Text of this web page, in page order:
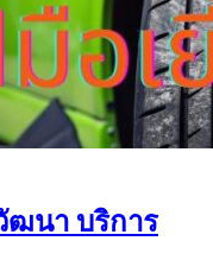
ฒนา บริการ